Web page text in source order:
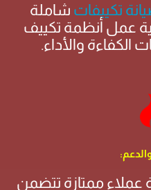
تكييفات شاملة
عمل أنظمة تكييف
والأداء.
عملاء ممتازة تتضمن